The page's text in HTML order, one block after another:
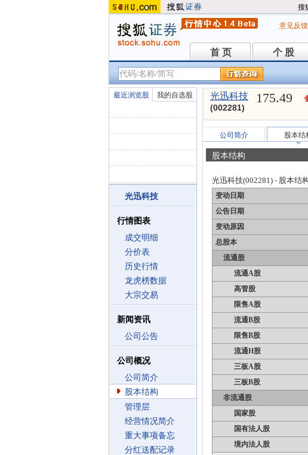
搜
意见反馈
首 页
首 页 个 股
个 股
最近浏览股 我的自选股
光迅科技
行情图表
成交明细
分价表
历史行情
龙虎榜数据
大宗交易
新闻资讯
公司公告
公司概况
公司简介
股本结构
管理层
经营情况简介
重大事项备忘
分红送配记录
光迅科技
(002281)
175.49
公司简介 股本结
股本结构
光迅科技(002281) - 股本结
变动日期
公告日期
变动原因
总股本
流通股
流通A股
高管股
限售A股
流通B股
限售B股
流通H股
三板A股
三板B股
非流通股
国家股
国有法人股
境内法人股